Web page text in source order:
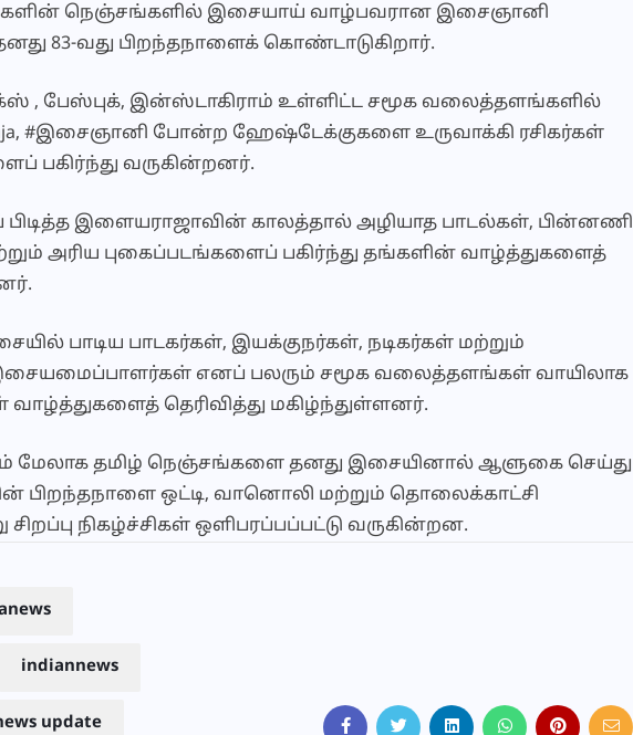
நெஞ்சங்களில் இசையாய் வாழ்பவரான இசைஞானி
83-வது பிறந்தநாளைக் கொண்டாடுகிறார்.
, பேஸ்புக், இன்ஸ்டாகிராம் உள்ளிட்ட சமூக வலைத்தளங்களில்
#இசைஞானி போன்ற ஹேஷ்டேக்குகளை உருவாக்கி ரசிகர்கள்
பகிர்ந்து வருகின்றனர்.
பிடித்த இளையராஜாவின் காலத்தால் அழியாத பாடல்கள், பின்னணி
அரிய புகைப்படங்களைப் பகிர்ந்து தங்களின் வாழ்த்துகளைத்
பாடிய பாடகர்கள், இயக்குநர்கள், நடிகர்கள் மற்றும்
எனப் பலரும் சமூக வலைத்தளங்கள் வாயிலாக
வாழ்த்துகளைத் தெரிவித்து மகிழ்ந்துள்ளனர்.
மேலாக தமிழ் நெஞ்சங்களை தனது இசையினால் ஆளுகை செய்து
பிறந்தநாளை ஒட்டி, வானொலி மற்றும் தொலைக்காட்சி
நிகழ்ச்சிகள் ஒளிபரப்பப்பட்டு வருகின்றன.
indiannews
update